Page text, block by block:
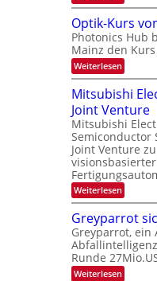
e
i
t
u
n
g
s
-
T
r
e
n
d
s
a
h
s
t
u
m
m
e
r
s
t
e
n
H
a
l
b
j
a
h
r
e
s
-
S
e
m
i
n
a
r
K
-
E
i
n
s
a
t
z
n
i
m
m
t
i
n
d
e
r
D
A
C
H
-
Optik-Kurs
Photonics Hub
Mainz den Kurs
Weiterlesen:
O
p
t
i
k
-
K
u
r
s
v
o
P
h
o
t
o
n
Mitsubishi
Joint Venture
Mitsubishi
Semiconductor
Joint Venture
Weiterlesen:
M
t
s
u
b
i
s
Greyparrot
Greyparrot, ein
Runde
Weiterlesen: